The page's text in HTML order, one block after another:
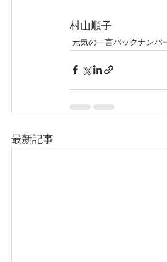
村山順子
元気の一言バックナンバ
最新記事